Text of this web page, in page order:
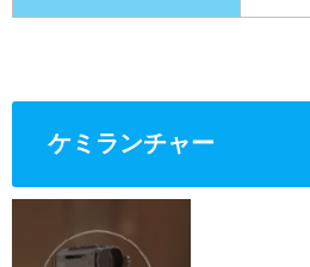
ケミランチャー